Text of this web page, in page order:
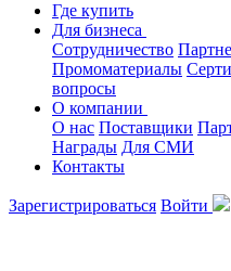
Где купить
Для бизнеса
Сотрудничество
Промоматериалы
вопросы
О компании
О нас Поставщики
Награды Для СМИ
Контакты
Зарегистрироваться Войти